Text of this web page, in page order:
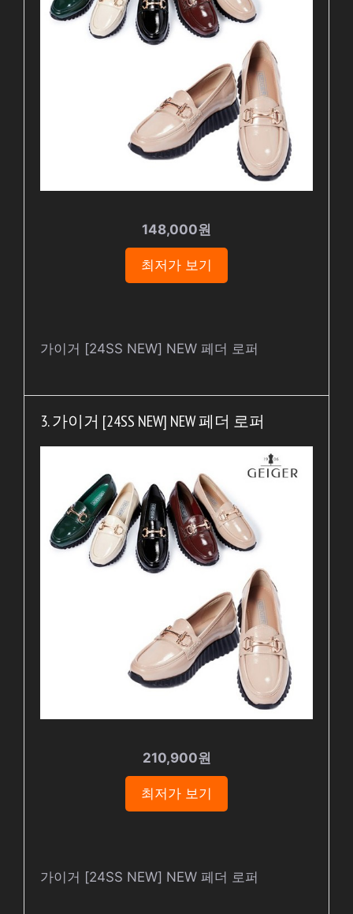
148,000원
최저가 보기
가이거 [24SS NEW] NEW 페더 로퍼
3. 가이거 [24SS NEW] NEW 페더 로퍼
210,900원
최저가 보기
가이거 [24SS NEW] NEW 페더 로퍼